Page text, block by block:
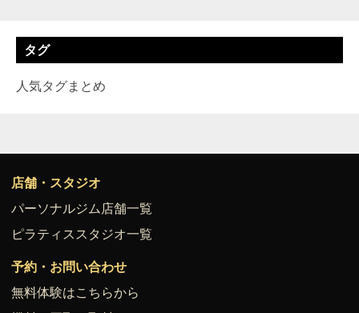
タグ
人気タグまとめ
店舗・スタジオ
パーソナルジム店舗一覧
ピラティススタジオ一覧
予約・お問い合わせ
無料体験はこちらから